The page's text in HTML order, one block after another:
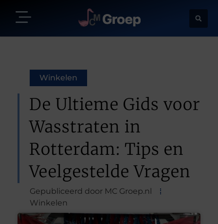
Winkelen
De Ultieme Gids voor
Wasstraten in
Rotterdam: Tips en
Veelgestelde Vragen
Gepubliceerd door MC Groep.nl
Winkelen